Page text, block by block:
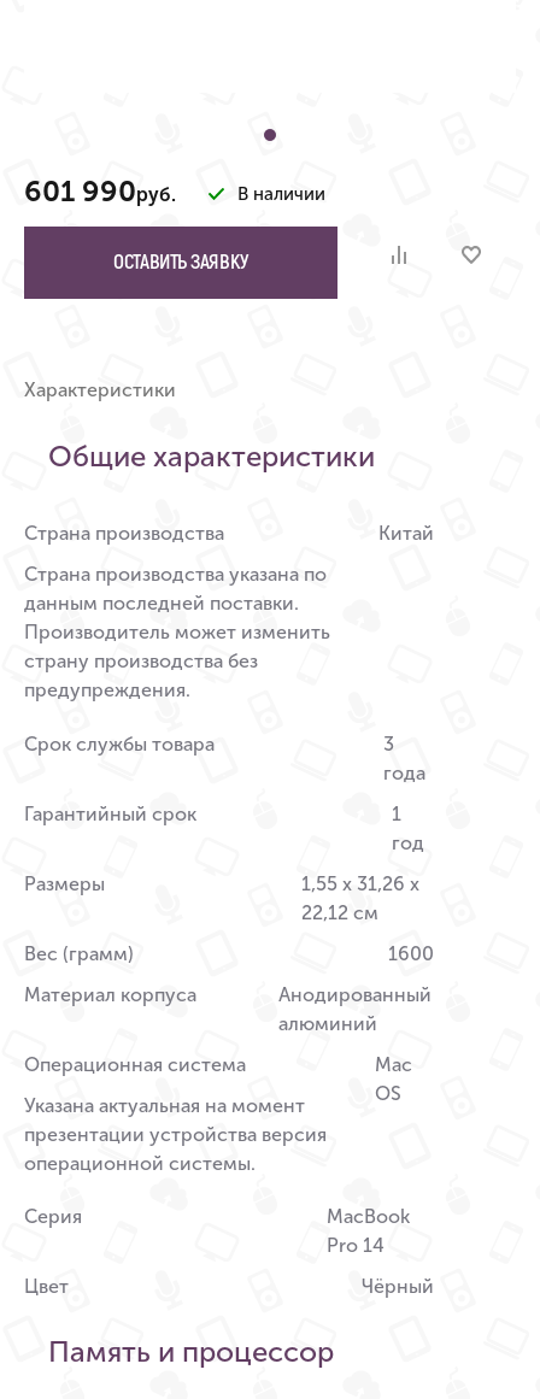
601 990руб. В наличии
ОСТАВИТЬ ЗАЯВКУ
Характеристики
Общие характеристики
Страна производства
Страна производства указана по
данным последней поставки.
Производитель может изменить
страну производства без
предупреждения.
Китай
Срок службы товара
3
года
Гарантийный срок
1
год
Размеры
1,55 x 31,26 x
22,12 см
Вес (грамм)
1600
Материал корпуса
Анодированный
алюминий
Операционная система
Указана актуальная на момент
презентации устройства версия
операционной системы.
Mac
OS
Серия
MacBook
Pro 14
Цвет
Чёрный
Память и процессор